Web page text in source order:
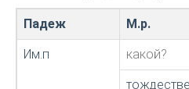
Падеж М.р.
Им.п какой?